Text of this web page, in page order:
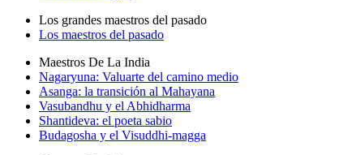
Los grandes maestros del pasado
Los maestros del pasado
Maestros De La India
Nagaryuna: Valuarte del camino medio
Asanga: la transición al Mahayana
Vasubandhu y el Abhidharma
Shantideva: el poeta sabio
Budagosha y el Visuddhi-magga